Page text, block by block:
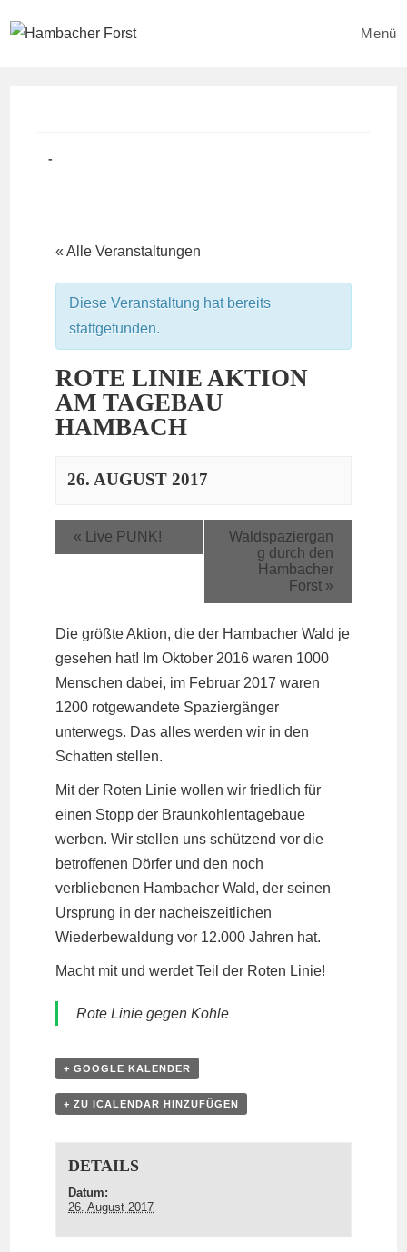
Inhalt
Menü
« Alle Veranstaltungen
Diese Veranstaltung hat bereits
stattgefunden.
ROTE LINIE AKTION
AM TAGEBAU
HAMBACH
26. AUGUST 2017
« Live PUNK!
Waldspaziergan
g durch den
Hambacher
Forst »
Die größte Aktion, die der Hambacher Wald je
gesehen hat! Im Oktober 2016 waren 1000
Menschen dabei, im Februar 2017 waren
1200 rotgewandete Spaziergänger
unterwegs. Das alles werden wir in den
Schatten stellen.
Mit der Roten Linie wollen wir friedlich für
einen Stopp der Braunkohlentagebaue
werben. Wir stellen uns schützend vor die
betroffenen Dörfer und den noch
verbliebenen Hambacher Wald, der seinen
Ursprung in der nacheiszeitlichen
Wiederbewaldung vor 12.000 Jahren hat.
Macht mit und werdet Teil der Roten Linie!
Rote Linie gegen Kohle
+ GOOGLE KALENDER
+ ZU ICALENDAR HINZUFÜGEN
DETAILS
Datum:
26. August 2017